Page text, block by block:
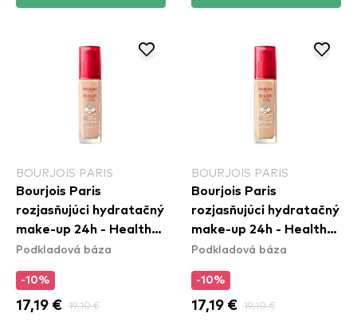
BOURJOIS PARIS
Bourjois Paris
rozjasňujúci hydratačný
make-up 24h - Healthy
Mix Clean Foundation -
Podkladová báza
-10%
17,19 € 19,10 €
BOURJOIS PARIS
Bourjois Paris
rozjasňujúci hydratačný
make-up 24h - Healthy
Mix Clean Foundation -
Podkladová báza
-10%
17,19 € 19,10 €